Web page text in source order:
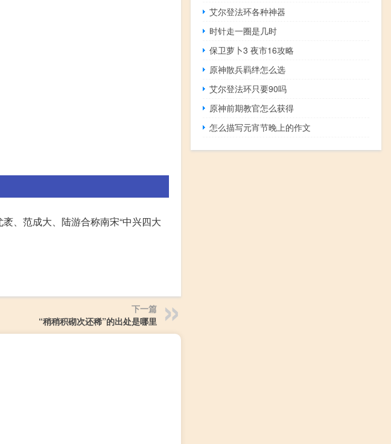
、范成大、陆游合称南宋“中兴四大
下一篇
“稍稍积砌次还稀”的出处是哪里
艾尔登法环各种神器
时针走一圈是几时
保卫萝卜3 夜市16攻略
原神散兵羁绊怎么选
艾尔登法环只要90吗
原神前期教官怎么获得
怎么描写元宵节晚上的作文